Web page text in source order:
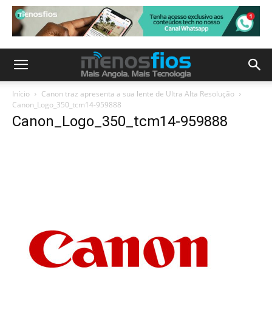
Início
Canon traz apresenta a sua lente de Ultra Alta Resolução
Canon_Logo_350_tcm14-959888
Canon_Logo_350_tcm14-959888